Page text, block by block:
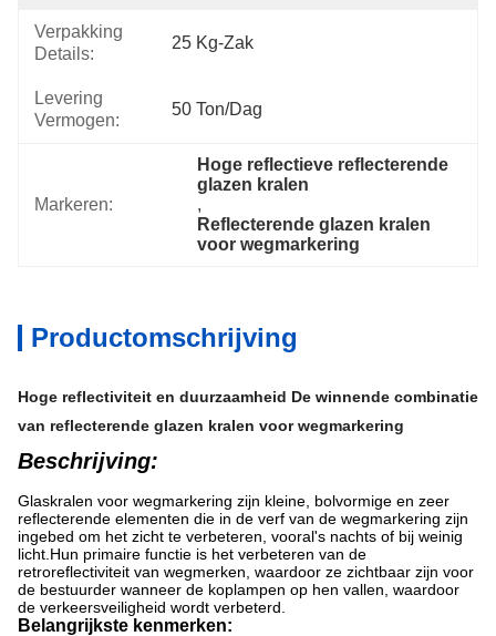
Verpakking
Details:
25 Kg-Zak
Levering
Vermogen:
50 Ton/dag
Markeren:
Hoge reflectieve reflecterende
glazen kralen
,
Reflecterende glazen kralen
voor wegmarkering
Productomschrijving
Hoge reflectiviteit en duurzaamheid De winnende combinatie
van reflecterende glazen kralen voor wegmarkering
Beschrijving:
Glaskralen voor wegmarkering zijn kleine, bolvormige en zeer
reflecterende elementen die in de verf van de wegmarkering zijn
ingebed om het zicht te verbeteren, vooral's nachts of bij weinig
licht.Hun primaire functie is het verbeteren van de
retroreflectiviteit van wegmerken, waardoor ze zichtbaar zijn voor
de bestuurder wanneer de koplampen op hen vallen, waardoor
de verkeersveiligheid wordt verbeterd.
Belangrijkste kenmerken: